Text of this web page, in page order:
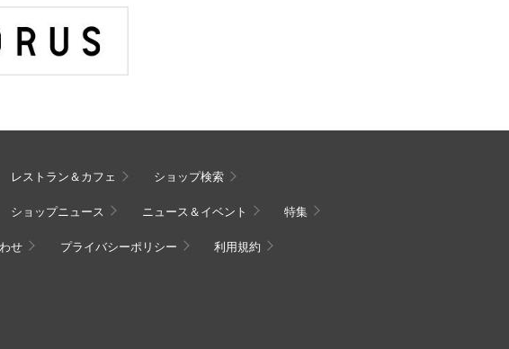
レストラン＆カフェ ショップ検索
ショップニュース ニュース＆イベント 特集
せ プライバシーポリシー 利用規約